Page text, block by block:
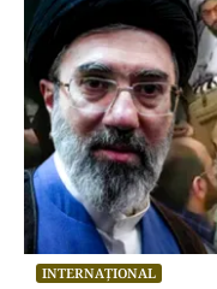
INTERNAȚIONAL